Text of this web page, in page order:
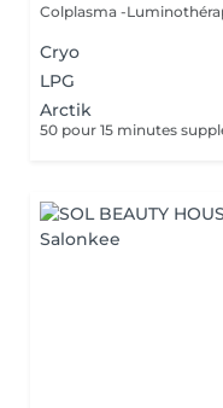
Colplasma -
Cryo
LPG
Arctik
50 pour 15 minutes